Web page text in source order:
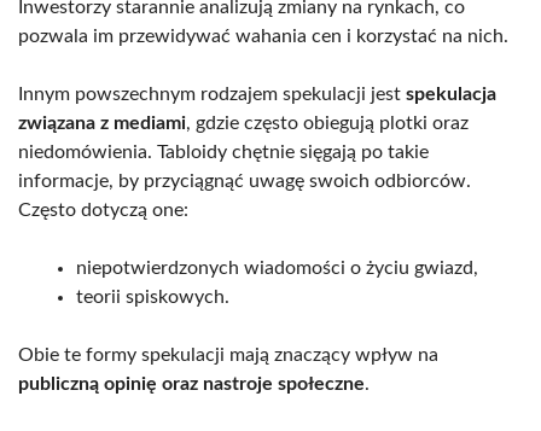
Inwestorzy starannie analizują zmiany na rynkach, co
pozwala im przewidywać wahania cen i korzystać na nich.
Innym powszechnym rodzajem spekulacji jest spekulacja
związana z mediami, gdzie często obiegują plotki oraz
niedomówienia. Tabloidy chętnie sięgają po takie
informacje, by przyciągnąć uwagę swoich odbiorców.
Często dotyczą one:
niepotwierdzonych wiadomości o życiu gwiazd,
teorii spiskowych.
Obie te formy spekulacji mają znaczący wpływ na
publiczną opinię oraz nastroje społeczne.